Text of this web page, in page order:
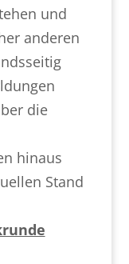
und
anderen
die
hinaus
Stand